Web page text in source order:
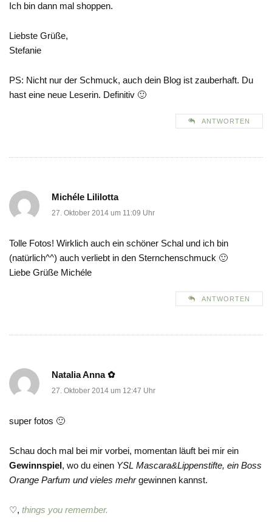
Ich bin dann mal shoppen.
Liebste Grüße,
Stefanie
PS: Nicht nur der Schmuck, auch dein Blog ist zauberhaft. Du
hast eine neue Leserin. Definitiv 🙂
ANTWORTEN
Michéle Lililotta
27. Oktober 2014 um 11:09 Uhr
Tolle Fotos! Wirklich auch ein schöner Schal und ich bin
(natürlich^^) auch verliebt in den Sternchenschmuck 🙂
Liebe Grüße Michéle
ANTWORTEN
Natalia Anna ✿
27. Oktober 2014 um 12:47 Uhr
super fotos 🙂
Schau doch mal bei mir vorbei, momentan läuft bei mir ein
Gewinnspiel, wo du einen YSL Mascara&Lippenstifte, ein Boss
Orange Parfum und vieles mehrgewinnen kannst.
♡, things you remember.